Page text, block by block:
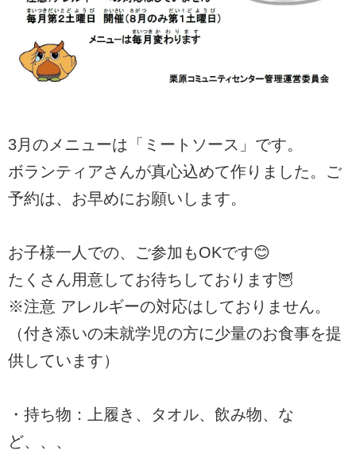
3月のメニューは「ミートソース」です。
ボランティアさんが真心込めて作りました。ご
予約は、お早めにお願いします。
お子様一人での、ご参加もOKです😊
たくさん用意してお待ちしております🦉
※注意 アレルギーの対応はしておりません。
（付き添いの未就学児の方に少量のお食事を提
供しています）
・持ち物：上履き、タオル、飲み物、な
ど、、、